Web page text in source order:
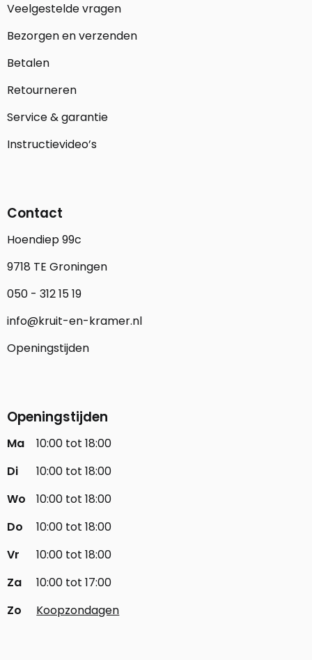
Veelgestelde vragen
Bezorgen en verzenden
Betalen
Retourneren
Service & garantie
Instructievideo’s
Contact
Hoendiep 99c
9718 TE Groningen
050 - 312 15 19
info@kruit-en-kramer.nl
Openingstijden
Openingstijden
Ma
10:00 tot 18:00
Di
10:00 tot 18:00
Wo
10:00 tot 18:00
Do
10:00 tot 18:00
Vr
10:00 tot 18:00
Za
10:00 tot 17:00
Zo
Koopzondagen